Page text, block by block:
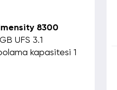
8300
UFS 3.1
kapasitesi 1